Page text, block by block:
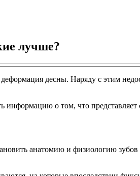
лучше?
десны. Наряду с этим
информацию о том, что
анатомию и физиологию зубов